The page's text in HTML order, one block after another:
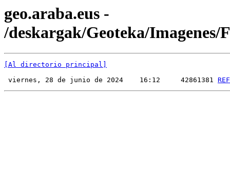
geo.araba.eus -
/deskargak/Geoteka/Imagenes/
[Al directorio principal]
viernes, 28 de junio de 2024    16:12     42861381